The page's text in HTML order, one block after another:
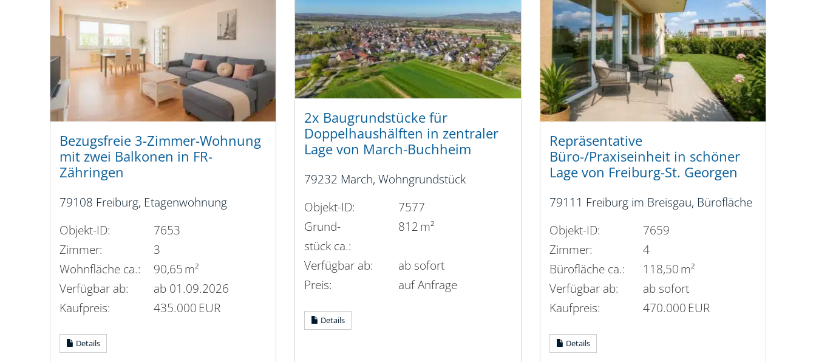
Bezugsfreie 3-Zimmer-Wohnung
mit zwei Balkonen in FR-
Zähringen
79108 Freiburg, Etagenwohnung
Objekt-ID:
7653
Zimmer:
3
Wohnfläche ca.:
90,65 m²
Verfügbar ab:
ab 01.09.2026
Kaufpreis:
435.000 EUR
Details
2x Baugrundstücke für
Doppelhaushälften in zentraler
Lage von March-Buchheim
79232 March, Wohngrundstück
Objekt-ID:
7577
Grund­
stück ca.:
812 m²
Verfügbar ab:
ab sofort
Preis:
auf Anfrage
Details
Repräsentative
Büro-/Praxiseinheit in schöner
Lage von Freiburg-St. Georgen
79111 Freiburg im Breisgau, Bürofläche
Objekt-ID:
7659
Zimmer:
4
Bürofläche ca.:
118,50 m²
Verfügbar ab:
ab sofort
Kaufpreis:
470.000 EUR
Details